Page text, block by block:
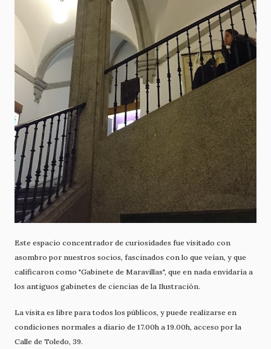
Este espacio concentrador de curiosidades fue visitado con
asombro por nuestros socios, fascinados con lo que veían, y que
calificaron como "Gabinete de Maravillas", que en nada envidaría a
los antiguos gabinetes de ciencias de la Ilustración.
La visita es libre para todos los públicos, y puede realizarse en
condiciones normales a diario de 17.00h a 19.00h, acceso por la
Calle de Toledo, 39.